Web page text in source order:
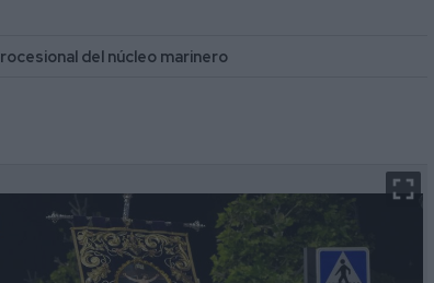
del núcleo marinero